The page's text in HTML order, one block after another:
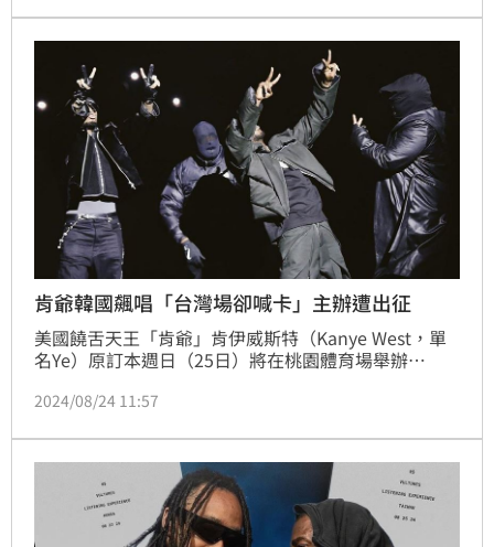
文創娛樂有限公司」更遭桃園市政府列入黑名單。
肯爺韓國飆唱「台灣場卻喊卡」主辦遭出征
美國饒舌天王「肯爺」肯伊威斯特（Kanye West，單
名Ye）原訂本週日（25日）將在桃園體育場舉辦
傳出活動取消，讓粉絲震驚不已。而肯爺23日晚間仍在
到台灣場主辦單位「聚善美文創」粉專留言，要求說
明。林汝珊
2024/08/24 11:57